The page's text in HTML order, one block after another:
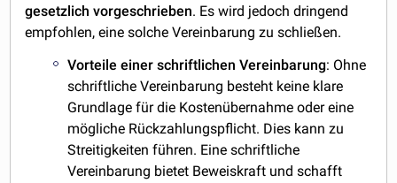
gesetzlich vorgeschrieben. Es wird jedoch dringend
empfohlen, eine solche Vereinbarung zu schließen.
Vorteile einer schriftlichen Vereinbarung: Ohne
schriftliche Vereinbarung besteht keine klare
Grundlage für die Kostenübernahme oder eine
mögliche Rückzahlungspflicht. Dies kann zu
Streitigkeiten führen. Eine schriftliche
Vereinbarung bietet Beweiskraft und schafft